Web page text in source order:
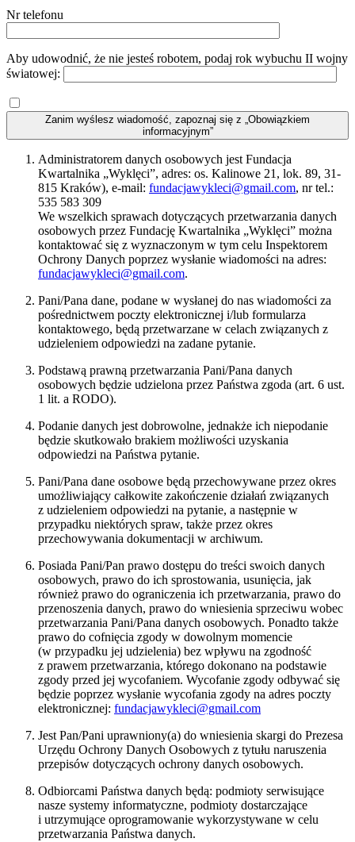
Nr telefonu
Aby udowodnić, że nie jesteś robotem, podaj rok wybuchu II wojny
światowej:
Zanim wyślesz wiadomość, zapoznaj się z „Obowiązkiem
informacyjnym”
Administratorem danych osobowych jest Fundacja
Kwartalnika „Wyklęci”, adres: os. Kalinowe 21, lok. 89, 31-
815 Kraków), e-mail: fundacjawykleci@gmail.com, nr tel.:
535 583 309
We wszelkich sprawach dotyczących przetwarzania danych
osobowych przez Fundację Kwartalnika „Wyklęci” można
kontaktować się z wyznaczonym w tym celu Inspektorem
Ochrony Danych poprzez wysłanie wiadomości na adres:
fundacjawykleci@gmail.com.
Pani/Pana dane, podane w wysłanej do nas wiadomości za
pośrednictwem poczty elektronicznej i/lub formularza
kontaktowego, będą przetwarzane w celach związanych z
udzieleniem odpowiedzi na zadane pytanie.
Podstawą prawną przetwarzania Pani/Pana danych
osobowych będzie udzielona przez Państwa zgoda (art. 6 ust.
1 lit. a RODO).
Podanie danych jest dobrowolne, jednakże ich niepodanie
będzie skutkowało brakiem możliwości uzyskania
odpowiedzi na Państwa pytanie.
Pani/Pana dane osobowe będą przechowywane przez okres
umożliwiający całkowite zakończenie działań związanych
z udzieleniem odpowiedzi na pytanie, a następnie w
przypadku niektórych spraw, także przez okres
przechowywania dokumentacji w archiwum.
Posiada Pani/Pan prawo dostępu do treści swoich danych
osobowych, prawo do ich sprostowania, usunięcia, jak
również prawo do ograniczenia ich przetwarzania, prawo do
przenoszenia danych, prawo do wniesienia sprzeciwu wobec
przetwarzania Pani/Pana danych osobowych. Ponadto także
prawo do cofnięcia zgody w dowolnym momencie
(w przypadku jej udzielenia) bez wpływu na zgodność
z prawem przetwarzania, którego dokonano na podstawie
zgody przed jej wycofaniem. Wycofanie zgody odbywać się
będzie poprzez wysłanie wycofania zgody na adres poczty
elektronicznej: fundacjawykleci@gmail.com
Jest Pan/Pani uprawniony(a) do wniesienia skargi do Prezesa
Urzędu Ochrony Danych Osobowych z tytułu naruszenia
przepisów dotyczących ochrony danych osobowych.
Odbiorcami Państwa danych będą: podmioty serwisujące
nasze systemy informatyczne, podmioty dostarczające
i utrzymujące oprogramowanie wykorzystywane w celu
przetwarzania Państwa danych.